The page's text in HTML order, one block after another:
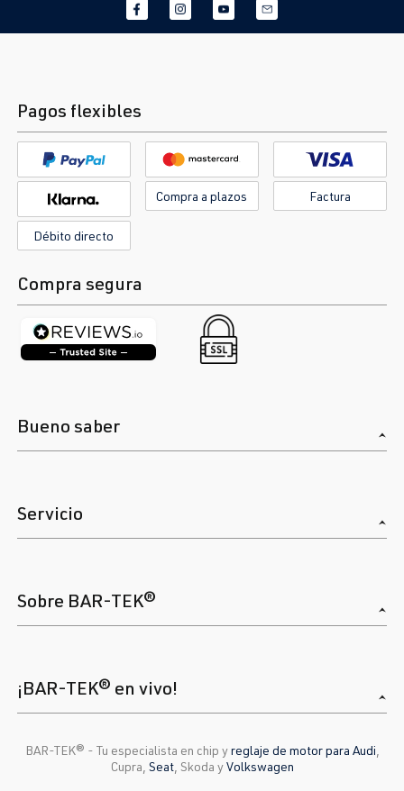
Pagos flexibles
Compra a plazos Factura
Débito directo
Compra segura
Bueno saber
Servicio
Sobre BAR-TEK®
¡BAR-TEK® en vivo!
BAR-TEK®️ - Tu especialista en chip yreglaje de motor para Audi
Cupra, Seat, Skoda yVolkswagen